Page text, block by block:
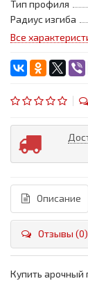
Тип профиля
Радиус изгиба
Все
Описание
Отзывы (0)
Купить арочный